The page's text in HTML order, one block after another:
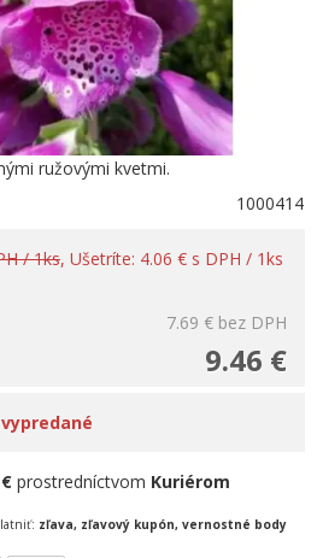
ružovými kvetmi.
1000414
/ 1ks, Ušetríte: 4.06 € s DPH / 1ks
7.69 € bez DPH
9.46 €
vypredané
prostredníctvom Kuriérom
zľava, zľavový kupón, vernostné body